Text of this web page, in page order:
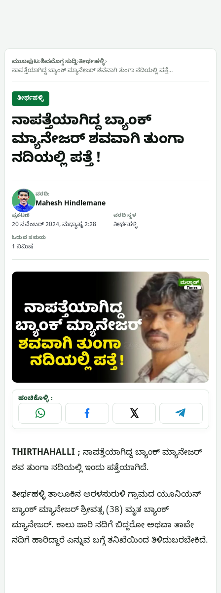
ಮುಖಪುಟ›ಶಿವಮೊಗ್ಗ ಸುದ್ದಿ›ತೀರ್ಥಹಳ್ಳಿ›
ನಾಪತ್ತೆಯಾಗಿದ್ದ ಬ್ಯಾಂಕ್ ಮ್ಯಾನೇಜರ್ ಶವವಾಗಿ ತುಂಗಾ ನದಿಯಲ್ಲಿ ಪತ್ತೆ…
ತೀರ್ಥಹಳ್ಳಿ
ನಾಪತ್ತೆಯಾಗಿದ್ದ ಬ್ಯಾಂಕ್
ಮ್ಯಾನೇಜರ್ ಶವವಾಗಿ ತುಂಗಾ
ನದಿಯಲ್ಲಿ ಪತ್ತೆ !
ವರದಿ:
Mahesh Hindlemane
ಪ್ರಕಟಣೆ
20 ನವೆಂಬರ್ 2024, ಮಧ್ಯಾಹ್ನ 2:28
ವರದಿ ಸ್ಥಳ
ತೀರ್ಥಹಳ್ಳಿ
ಓದುವ ಸಮಯ
1 ನಿಮಿಷ
ಹಂಚಿಕೊಳ್ಳಿ :
WhatsApp Facebook X Telegram
THIRTHAHALLI ; ನಾಪತ್ತೆಯಾಗಿದ್ದ ಬ್ಯಾಂಕ್ ಮ್ಯಾನೇಜರ್
ಶವ ತುಂಗಾ ನದಿಯಲ್ಲಿ ಇಂದು ಪತ್ತೆಯಾಗಿದೆ.
ತೀರ್ಥಹಳ್ಳಿ ತಾಲೂಕಿನ ಅರಳಸುರುಳಿ ಗ್ರಾಮದ ಯೂನಿಯನ್
ಬ್ಯಾಂಕ್ ಮ್ಯಾನೇಜರ್ ಶ್ರೀವತ್ಸ (38) ಮೃತ ಬ್ಯಾಂಕ್
ಮ್ಯಾನೇಜರ್. ಕಾಲು ಜಾರಿ ನದಿಗೆ ಬಿದ್ದರೋ ಅಥವಾ ತಾವೇ
ನದಿಗೆ ಹಾರಿದ್ದಾರೆ ಎನ್ನುವ ಬಗ್ಗೆ ತನಿಖೆಯಿಂದ ತಿಳಿದುಬರಬೇಕಿದೆ.